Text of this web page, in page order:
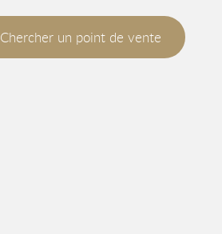
Chercher un point de vente